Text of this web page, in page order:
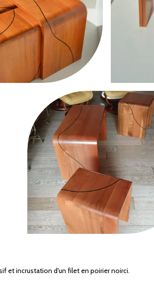
et incrustation d'un filet en poirier noirci.